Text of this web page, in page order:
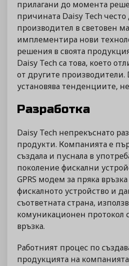
прилагани до момента
причината Daisy Tech
производител в световен
имплементира нови
решения в своята
Daisy Tech са това, което
от другите производители.
установява тенденциите,
Разработка
Daisy Tech непрекъснато
продукти. Компанията е
създала и пуснала в
поколение фискални
GPRS модем за пряка
фискалното устройство и
съответната страна,
комуникационен протокол
връзка.
Работният процес по
продукцията на